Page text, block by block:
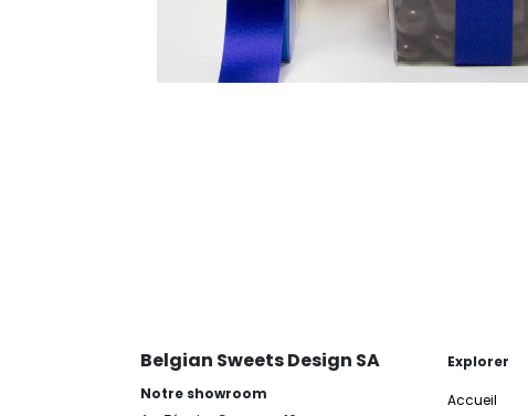
Belgian Sweets Design SA
Notre showroom
Explorer
Accueil